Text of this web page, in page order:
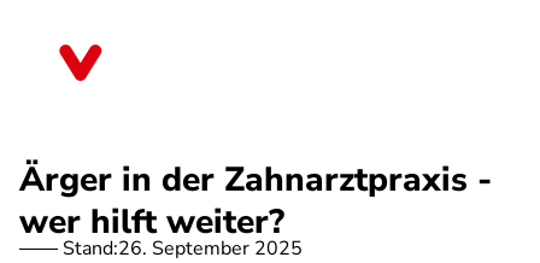
Ärger in der Zahnarztpraxis -
wer hilft weiter?
Stand:26. September 2025